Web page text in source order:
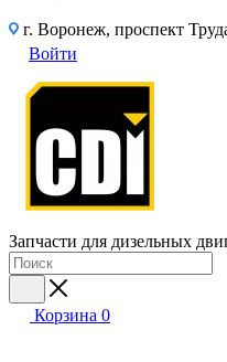
г. Воронеж, проспект
Войти
Запчасти для дизельных
Корзина 0